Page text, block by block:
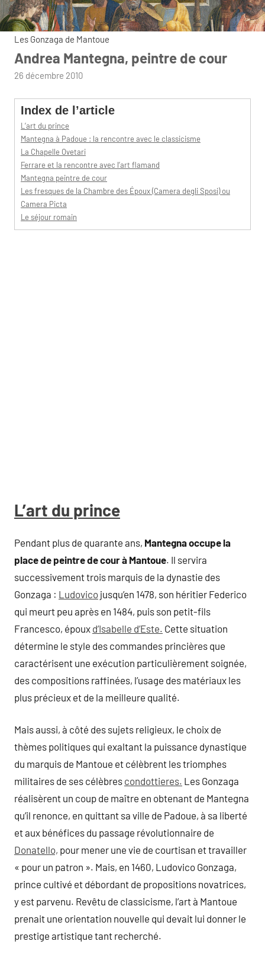
Les Gonzaga de Mantoue
Andrea Mantegna, peintre de cour
par
26 décembre 2010
Index de l’article
L’art du prince
Mantegna à Padoue : la rencontre avec le classicisme
La Chapelle Ovetari
Ferrare et la rencontre avec l’art flamand
Mantegna peintre de cour
Les fresques de la Chambre des Époux (Camera degli Sposi) ou
Camera Picta
Le séjour romain
L’art du prince
Pendant plus de quarante ans, Mantegna occupe la
place de peintre de cour à Mantoue. Il servira
successivement trois marquis de la dynastie des
Gonzaga : Ludovico jusqu’en 1478, son héritier Federico
qui meurt peu après en 1484, puis son petit-fils
Francesco, époux d’Isabelle d’Este. Cette situation
détermine le style des commandes princières que
caractérisent une exécution particulièrement soignée,
des compositions raffinées, l’usage des matériaux les
plus précieux et de la meilleure qualité.
Mais aussi, à côté des sujets religieux, le choix de
thèmes politiques qui exaltant la puissance dynastique
du marquis de Mantoue et célèbrent les triomphes
militaires de ses célèbres condottieres. Les Gonzaga
réalisèrent un coup de maître en obtenant de Mantegna
qu’il renonce, en quittant sa ville de Padoue, à sa liberté
et aux bénéfices du passage révolutionnaire de
Donatello, pour mener une vie de courtisan et travailler
« pour un patron ». Mais, en 1460, Ludovico Gonzaga,
prince cultivé et débordant de propositions novatrices,
y est parvenu. Revêtu de classicisme, l’art à Mantoue
prenait une orientation nouvelle qui devait lui donner le
prestige artistique tant recherché.